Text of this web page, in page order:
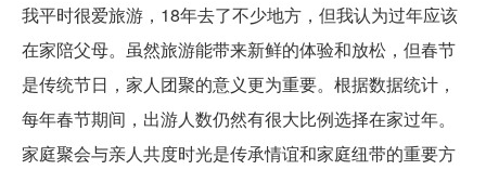
我平时很爱旅游，18年去了不少地方，但我认为过年应该
在家陪父母。虽然旅游能带来新鲜的体验和放松，但春节
是传统节日，家人团聚的意义更为重要。根据数据统计，
每年春节期间，出游人数仍然有很大比例选择在家过年。
家庭聚会与亲人共度时光是传承情谊和家庭纽带的重要方